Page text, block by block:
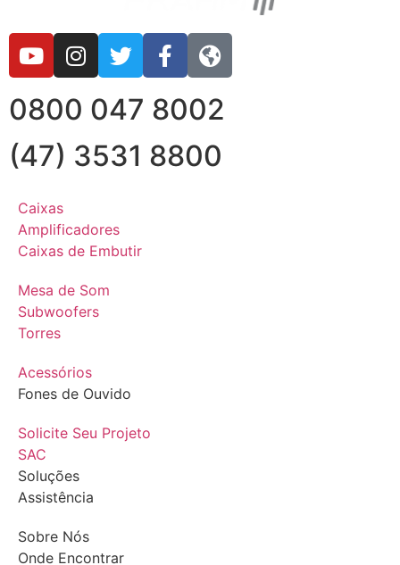
0800 047 8002
(47) 3531 8800
Caixas
Amplificadores
Caixas de Embutir
Mesa de Som
Subwoofers
Torres
Acessórios
Fones de Ouvido
Solicite Seu Projeto
SAC
Soluções
Assistência
Sobre Nós
Onde Encontrar